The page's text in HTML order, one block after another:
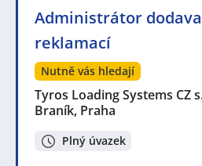
Administrátor
reklamací
Nutně vás hledají
Tyros Loading Systems CZ
Braník, Praha
Plný úvazek